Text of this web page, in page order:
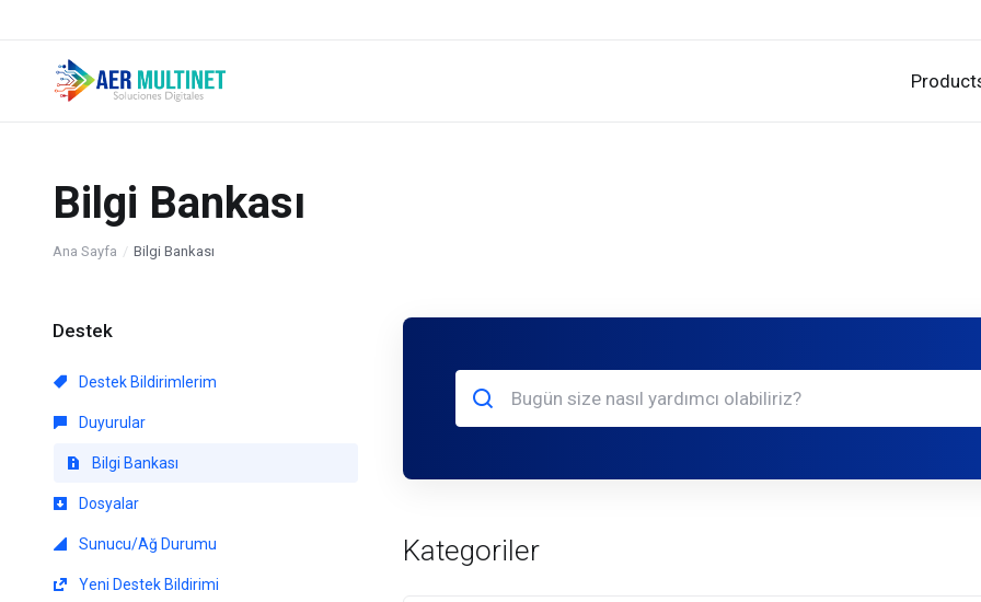
Bilgi Bankası
Ana Sayfa Bilgi Bankası
Destek
Destek Bildirimlerim
Duyurular
Bilgi Bankası
Dosyalar
Sunucu/Ağ Durumu
Yeni Destek Bildirimi
Kategoriler